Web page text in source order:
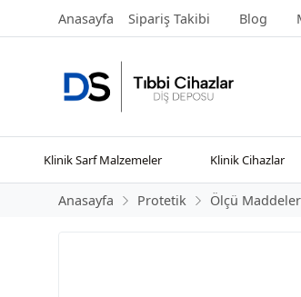
Anasayfa Sipariş Takibi Blog
Klinik Sarf Malzemeler Klinik Cihazlar
Anasayfa Protetik Ölçü